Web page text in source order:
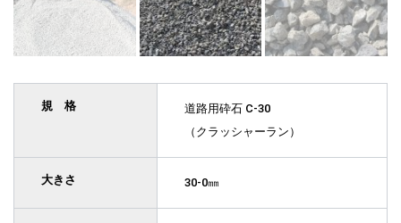
規 格
道路用砕石 C-30
（クラッシャーラン）
大きさ 30-0㎜